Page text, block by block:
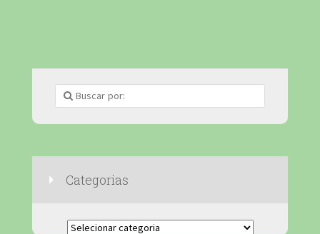
Categorias
Categorias